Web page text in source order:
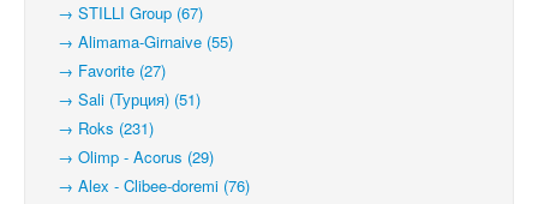
→ STILLI Group (67)
→ Alimama-Girnaive (55)
→ Favorite (27)
→ Sali (Турция) (51)
→ Roks (231)
→ Olimp - Acorus (29)
→ Alex - Clibee-doremi (76)